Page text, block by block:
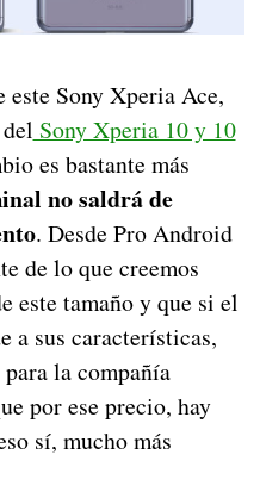
este Sony Xperia Ace,
Sony Xperia 10 y 10
es bastante más
no saldrá de
. Desde Pro Android
de lo que creemos
este tamaño y que si el
a sus características,
la compañía
por ese precio, hay
sí, mucho más